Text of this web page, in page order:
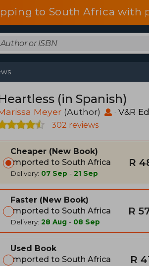
to South Africa with
(in Spanish)
Meyer (Author) · V&R
302 reviews
Cheaper
New Book
Imported to South Africa
Delivery: 07 Sep - 21 Sep
R
Faster
New Book
Imported to South Africa
Delivery: 28 Aug - 08 Sep
R
Used Book
Imported to South Africa
R